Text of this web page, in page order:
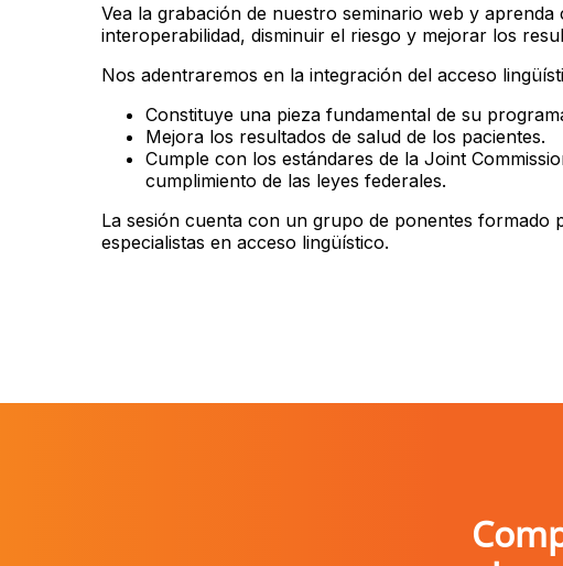
Vea la grabación de nuestro seminario web y aprenda
interoperabilidad, disminuir el riesgo y mejorar los
Nos adentraremos en la integración del acceso
Constituye una pieza fundamental de su
Mejora los resultados de salud de los pacientes.
Cumple con los estándares de la Joint
cumplimiento de las leyes federales.
La sesión cuenta con un grupo de ponentes formado
especialistas en acceso lingüístico.